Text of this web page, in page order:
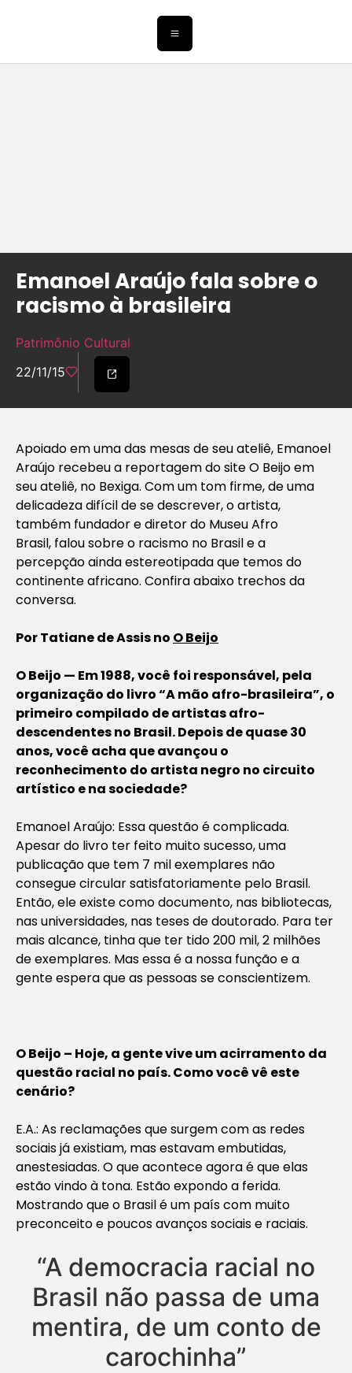
Emanoel Araújo fala sobre o
racismo à brasileira
Patrimônio Cultural
22/11/15
Apoiado em uma das mesas de seu ateliê, Emanoel
Araújo recebeu a reportagem do site O Beijo em
seu ateliê, no Bexiga. Com um tom firme, de uma
delicadeza difícil de se descrever, o artista,
também fundador e diretor do Museu Afro
Brasil, falou sobre o racismo no Brasil e a
percepção ainda estereotipada que temos do
continente africano. Confira abaixo trechos da
conversa.
Por Tatiane de Assis no O Beijo
O Beijo — Em 1988, você foi responsável, pela
organização do livro “A mão afro-brasileira”, o
primeiro compilado de artistas afro-
descendentes no Brasil. Depois de quase 30
anos, você acha que avançou o
reconhecimento do artista negro no circuito
artístico e na sociedade?
Emanoel Araújo: Essa questão é complicada.
Apesar do livro ter feito muito sucesso, uma
publicação que tem 7 mil exemplares não
consegue circular satisfatoriamente pelo Brasil.
Então, ele existe como documento, nas bibliotecas,
nas universidades, nas teses de doutorado. Para ter
mais alcance, tinha que ter tido 200 mil, 2 milhões
de exemplares. Mas essa é a nossa função e a
gente espera que as pessoas se conscientizem.
O Beijo – Hoje, a gente vive um acirramento da
questão racial no país. Como você vê este
cenário?
E.A.: As reclamações que surgem com as redes
sociais já existiam, mas estavam embutidas,
anestesiadas. O que acontece agora é que elas
estão vindo à tona. Estão expondo a ferida.
Mostrando que o Brasil é um país com muito
preconceito e poucos avanços sociais e raciais.
“A democracia racial no
Brasil não passa de uma
mentira, de um conto de
carochinha”